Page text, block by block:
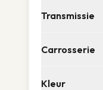
Transmissie
Carrosserie
Kleur